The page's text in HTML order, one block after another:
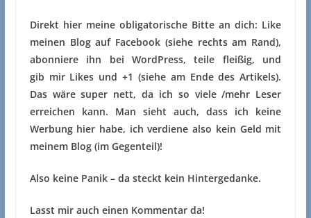
Direkt hier meine obligatorische Bitte an dich: Like
meinen Blog auf Facebook (siehe rechts am Rand),
abonniere ihn bei WordPress, teile fleißig, und
gib mir Likes und +1 (siehe am Ende des Artikels).
Das wäre super nett, da ich so viele /mehr Leser
erreichen kann. Man sieht auch, dass ich keine
Werbung hier habe, ich verdiene also kein Geld mit
meinem Blog (im Gegenteil)!
Also keine Panik – da steckt kein Hintergedanke.
Lasst mir auch einen Kommentar da!